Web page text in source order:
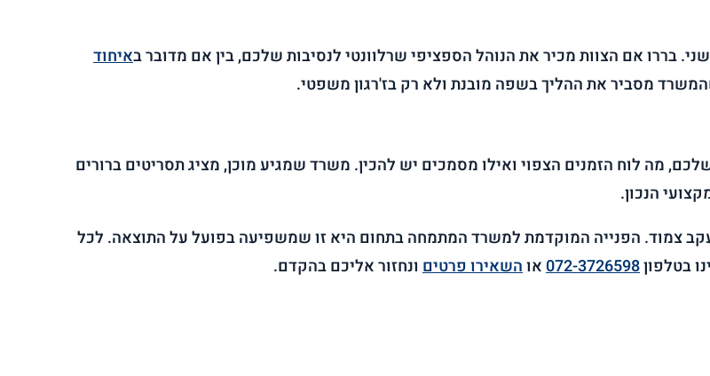
בררו אם הצוות מכיר את הנוהל הספציפי שרלוונטי לנסיבות שלכם, בין אם מדובר באיחוד
מסביר את ההליך בשפה מובנת ולא רק בז'רגון משפטי.
מה לוח הזמנים הצפוי ואילו מסמכים יש להכין. משרד שמגיע מוכן, מציג תסריטים ברורים
הנכון.
צמוד. הפנייה המוקדמת למשרד המתמחה בתחום היא זו שמשפיעה בפועל על התוצאה. לכל
בטלפון072-3726598אוהשאירו פרטים ונחזור אליכם בהקדם.